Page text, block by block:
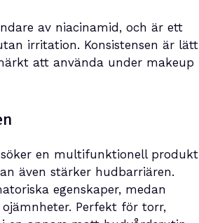
av niacinamid, och är ett
irritation. Konsistensen är lätt
att använda under makeup
en multifunktionell produkt
även stärker hudbarriären.
egenskaper, medan
Perfekt för torr,